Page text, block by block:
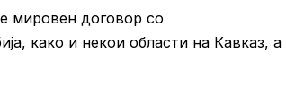
мировен договор со
како и некои области на Кавказ, а